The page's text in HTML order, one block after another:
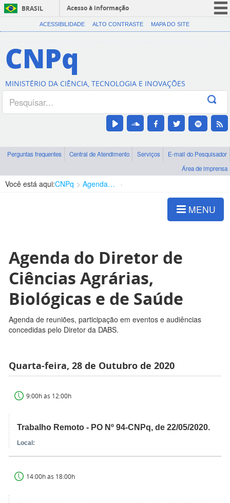
BRASIL
Acesso à informação
CORONAVÍRUS (COVID-19)
Canais
ACESSIBILIDADE ALTO CONTRASTE MAPA DO SITE
CNPq
MINISTÉRIO DA CIÊNCIA, TECNOLOGIA E INOVAÇÕES
Perguntas frequentes Central de Atendimento Serviços
E-mail do Pesquisador
Área de imprensa
Você está aqui:CNPq Agenda de autoridades
MENU
Agenda do Diretor de
Ciências Agrárias,
Biológicas e de Saúde
Agenda de reuniões, participação em eventos e audiências
concedidas pelo Diretor da DABS.
Quarta-feira, 28 de Outubro de 2020
9:00h às 12:00h
Trabalho Remoto - PO Nº 94-CNPq, de 22/05/2020.
Local:
14:00h às 18:00h